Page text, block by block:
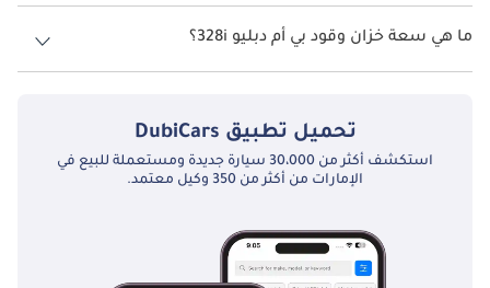
السرعة القصوى بي أم دبليو 328i هي TBD.
ما هي سعة خزان وقود بي أم دبليو 328i؟
تبلغ سعة خزان الوقود في بي أم دبليو 328i TBD.
تحميل تطبيق DubiCars
استكشف أكثر من 30،000 سيارة جديدة ومستعملة للبيع في
الإمارات من أكثر من 350 وكيل معتمد.